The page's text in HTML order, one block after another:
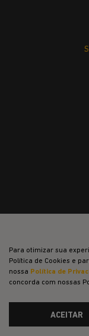
Para otimizar sua
Política de Cookies e
nossa Política de
concorda com nossas
ACEITAR